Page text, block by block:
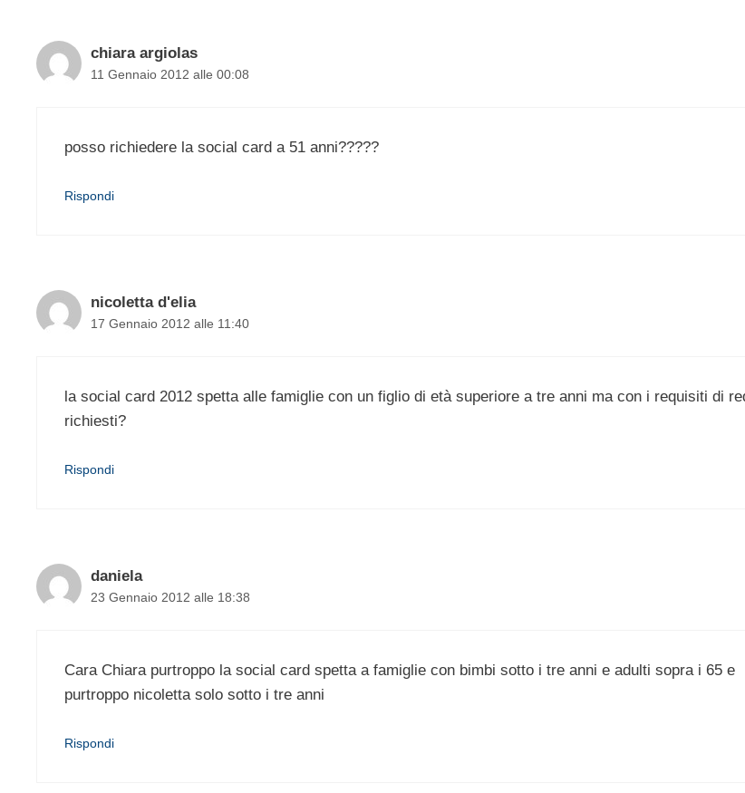
chiara argiolas
11 Gennaio 2012 alle 00:08
posso richiedere la social card a 51 anni?????
Rispondi
nicoletta d'elia
17 Gennaio 2012 alle 11:40
la social card 2012 spetta alle famiglie con un figlio di età superiore a tre anni ma con i requisiti di
richiesti?
Rispondi
daniela
23 Gennaio 2012 alle 18:38
Cara Chiara purtroppo la social card spetta a famiglie con bimbi sotto i tre anni e adulti sopra i 65 e
purtroppo nicoletta solo sotto i tre anni
Rispondi